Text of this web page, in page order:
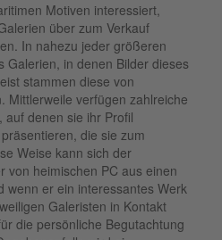
Motiven interessiert,
über zum Verkauf
In nahezu jeder größeren
Galerien, in denen Bilder dieses
stammen diese von
Mittlerweile verfügen zahlreiche
auf denen sie ihr Profil
die sie zum
Weise kann sich der
von heimischen PC aus einen
wenn er ein interessantes Werk
Galeristen in Kontakt
die persönliche Begutachtung